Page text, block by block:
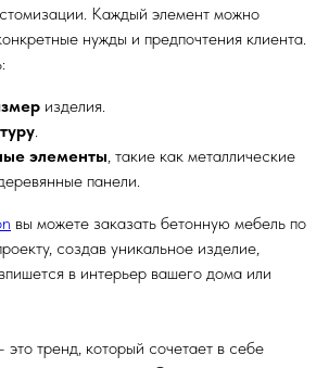
Каждый элемент можно
нужды и предпочтения клиента.
изделия.
.
элементы, такие как металлические
панели.
вы можете заказать бетонную мебель по
создав уникальное изделие,
в интерьер вашего дома или
тренд, который сочетает в себе